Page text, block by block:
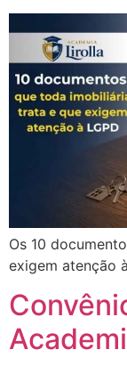
Os 10
exigem atenção